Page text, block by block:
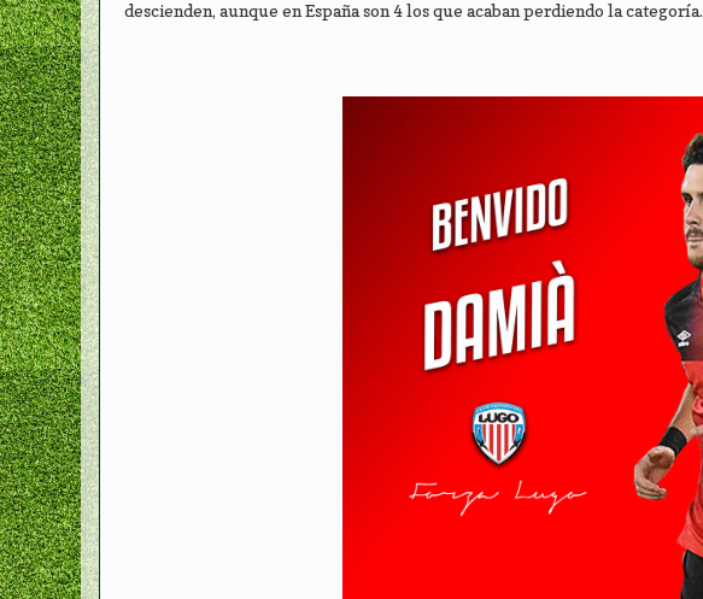
descienden, aunque en España son 4 los que acaban perdiendo la categoría.